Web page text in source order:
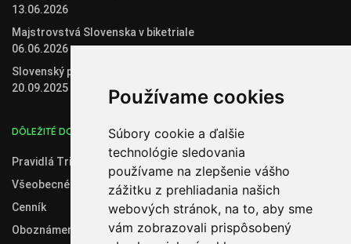
Používame cookies
Súbory cookie a ďalšie
technológie sledovania
používame na zlepšenie vášho
zážitku z prehliadania našich
webových stránok, na to, aby sme
vám zobrazovali prispôsobený
13.06.2026
Majstrovstvá Slovenska v biketriale
06.06.2026
Slovenský pohár v cyklotriale
20.09.2025
DÔLEŽITÉ DOKUMENTY
Pravidlá Trial 2020
Všeobecné obchodné podmienky
Cenník
Oboznámenie so spracúvaním osobných údajov